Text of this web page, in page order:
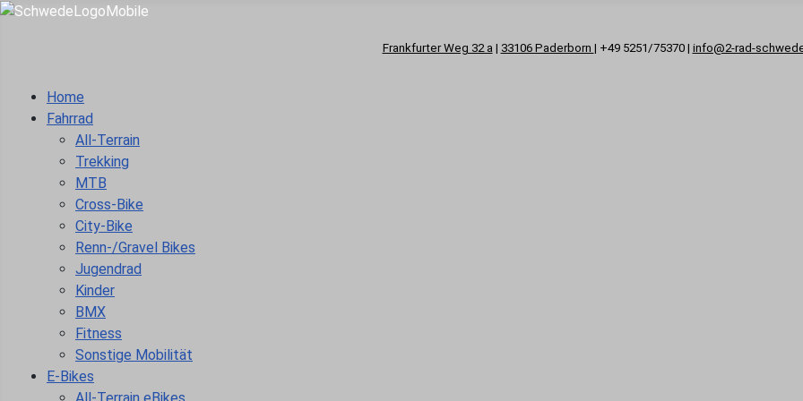
Frankfurter Weg 32 a | 33106 Paderborn | +49 5251/75370 | info@2-rad-
Home
Fahrrad
All-Terrain
Trekking
MTB
Cross-Bike
City-Bike
Renn-/Gravel Bikes
Jugendrad
Kinder
BMX
Fitness
Sonstige Mobilität
E-Bikes